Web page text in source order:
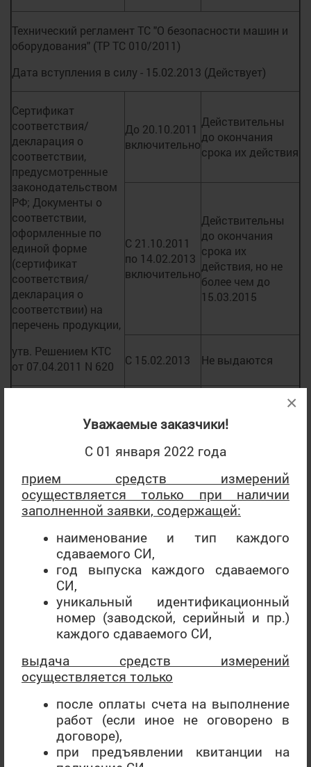
Уважаемые заказчики!
С 01 января 2022 года
прием средств измерений
осуществляется только при наличии
заполненной заявки, содержащей:
наименование и тип каждого
сдаваемого СИ,
год выпуска каждого сдаваемого
СИ,
уникальный идентификационный
номер (заводской, серийный и пр.)
каждого сдаваемого СИ,
выдача средств измерений
осуществляется только
после оплаты счета на выполнение
работ (если иное не оговорено в
договоре),
при предъявлении квитанции на
×
Технический регламент ТС "О безопасности машин и
оборудования" (ТР ТС 010/2011)
Дата вступления в силу - 15.02.2013 (Действует)
Сертификат
соответствия/
декларация о
соответствии,
предусмотренные
законодательством
РФ; Документы о
соответствии,
оформленные по
единой форме
(сертификат
соответствия/
декларация о
соответствии) на
перечень продукции,
утв. Решением КТС
от 07.04.2011 N 620
До 20.10.2011
включительно
Действительны
до окончания
срока их действия
С 21.10.2011
по 14.02.2013
включительно
Действительны
до окончания
срока их
действия, но не
более чем до
15.03.2015
С 15.02.2013 Не выдаются
оценке соответствия
оборудования, в
Решением Совета
Евразийской
экономической
16.05.2016 N 37
изменена форма
оценки соответствия
обязательным
требованиям
До 2 декабря
2016 года
Действительны
до окончания
срока их действия
Технический регламент ТС "Безопасность лифтов" (ТР
ТС 011/2011)
Дата вступления в силу - 15.02.2013 (Действует)
До 20.10.2011
Действительны
срока их действия